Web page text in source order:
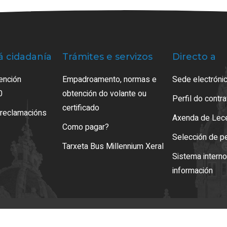
cidadanía Trámites e servizos
Empadroamento, normas e
obtención do volante ou
certificado
Como pagar?
Tarxeta Bus Millennium Xeral
Directo a
Sede
Perfil do
Axenda de
Selección de
Sistema
información